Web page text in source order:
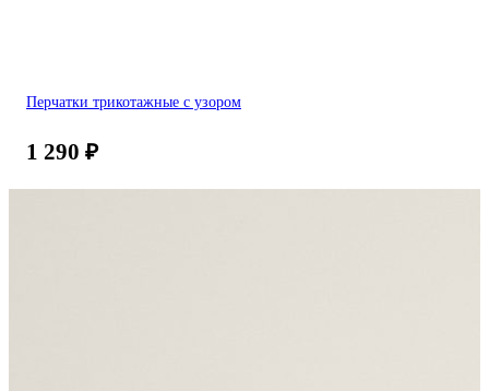
Перчатки трикотажные с узором
1 290 ₽